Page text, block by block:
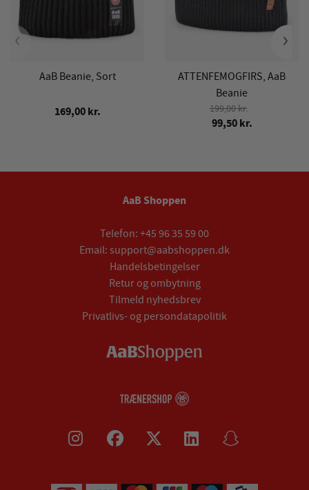
AaB Beanie, Sort
169,00 kr.
ATTENFEMOGFIRS, AaB
Beanie
199,00 kr.
99,50 kr.
‹ ›
AaB Shoppen
Telefon: +45 96 35 59 00
Email: support@aabshoppen.dk
Handelsbetingelser
Retur og ombytning
Tilmeld nyhedsbrev
Privatlivs- og persondatapolitik